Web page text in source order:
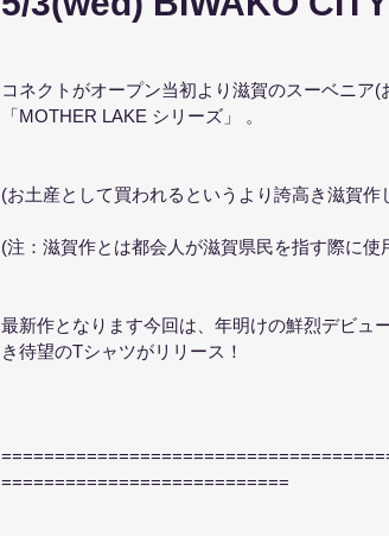
コネクトがオープン当初より滋賀のスーベニア
「MOTHER LAKE シリーズ」 。
(お土産として買われるというより誇高き滋賀作
(注：滋賀作とは都会人が滋賀県民を指す際に使
最新作となります今回は、年明けの鮮烈デビュ
き待望のTシャツがリリース！
===========================